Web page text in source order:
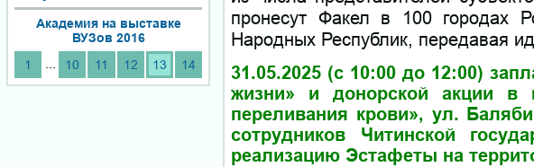
Академия на выставке
ВУЗов 2016
1
... 10 11 12 13 14
пронесут Факел в 100 городах
Народных Республик, передавая
31.05.2025 (с 10:00 до 12:00)
жизни» и донорской акции в
переливания крови», ул.
сотрудников Читинской
реализацию Эстафеты на